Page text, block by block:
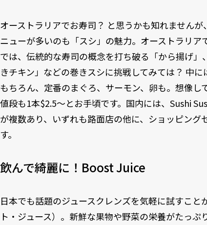
オーストラリアでお寿司？ と思うかも知れません
ニューが多いのも「スシ」の魅力。オーストラリア
では、伝統的な寿司の概念を打ち破る「から揚げ
きチキン」などの巻きスシに挑戦してみては？ 中に
もちろん、定番のまぐろ、サーモン、卵も。想像し
値段も1本$2.5～とお手頃です。国内には、Sushi
が複数あり、いずれも路面店の他に、ショッピング
す。
飲んで綺麗に！Boost Juice
日本でも話題のジュースクレンズを気軽に試すこ
ト・ジュース）。新鮮な果物や野菜の栄養がたっぷ